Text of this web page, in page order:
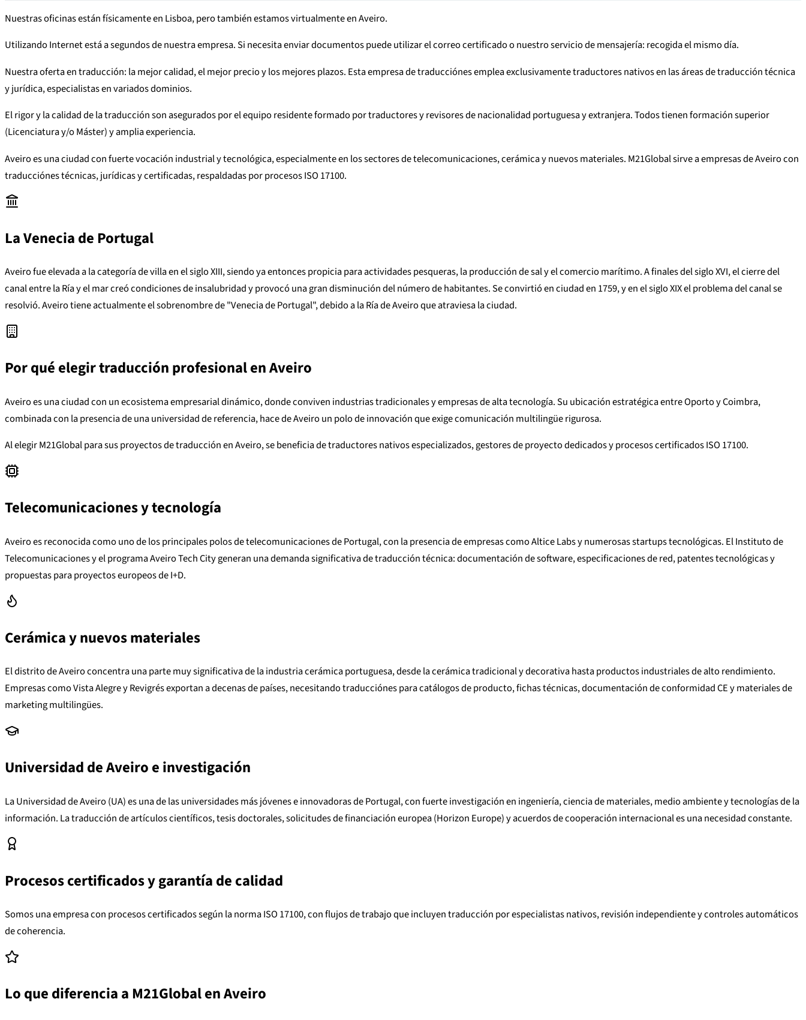
Nuestras oficinas están físicamente en Lisboa, pero también estamos virtualmente en Aveiro.
Utilizando Internet está a segundos de nuestra empresa. Si necesita enviar documentos puede utilizar el correo certificado o nuestro servicio de mensajería: recogida el mismo día.
Nuestra oferta en traducción: la mejor calidad, el mejor precio y los mejores plazos. Esta empresa de traducciónes emplea exclusivamente traductores nativos en las áreas de traducción técnica
y jurídica, especialistas en variados dominios.
El rigor y la calidad de la traducción son asegurados por el equipo residente formado por traductores y revisores de nacionalidad portuguesa y extranjera. Todos tienen formación superior
(Licenciatura y/o Máster) y amplia experiencia.
Aveiro es una ciudad con fuerte vocación industrial y tecnológica, especialmente en los sectores de telecomunicaciones, cerámica y nuevos materiales. M21Global sirve a empresas de Aveiro con
traducciónes técnicas, jurídicas y certificadas, respaldadas por procesos ISO 17100.
La Venecia de Portugal
Aveiro fue elevada a la categoría de villa en el siglo XIII, siendo ya entonces propicia para actividades pesqueras, la producción de sal y el comercio marítimo. A finales del siglo XVI, el cierre del
canal entre la Ría y el mar creó condiciones de insalubridad y provocó una gran disminución del número de habitantes. Se convirtió en ciudad en 1759, y en el siglo XIX el problema del canal se
resolvió. Aveiro tiene actualmente el sobrenombre de "Venecia de Portugal", debido a la Ría de Aveiro que atraviesa la ciudad.
Por qué elegir traducción profesional en Aveiro
Aveiro es una ciudad con un ecosistema empresarial dinámico, donde conviven industrias tradicionales y empresas de alta tecnología. Su ubicación estratégica entre Oporto y Coimbra,
combinada con la presencia de una universidad de referencia, hace de Aveiro un polo de innovación que exige comunicación multilingüe rigurosa.
Al elegir M21Global para sus proyectos de traducción en Aveiro, se beneficia de traductores nativos especializados, gestores de proyecto dedicados y procesos certificados ISO 17100.
Telecomunicaciones y tecnología
Aveiro es reconocida como uno de los principales polos de telecomunicaciones de Portugal, con la presencia de empresas como Altice Labs y numerosas startups tecnológicas. El Instituto de
Telecomunicaciones y el programa Aveiro Tech City generan una demanda significativa de traducción técnica: documentación de software, especificaciones de red, patentes tecnológicas y
propuestas para proyectos europeos de I+D.
Cerámica y nuevos materiales
El distrito de Aveiro concentra una parte muy significativa de la industria cerámica portuguesa, desde la cerámica tradicional y decorativa hasta productos industriales de alto rendimiento.
Empresas como Vista Alegre y Revigrés exportan a decenas de países, necesitando traducciónes para catálogos de producto, fichas técnicas, documentación de conformidad CE y materiales de
marketing multilingües.
Universidad de Aveiro e investigación
La Universidad de Aveiro (UA) es una de las universidades más jóvenes e innovadoras de Portugal, con fuerte investigación en ingeniería, ciencia de materiales, medio ambiente y tecnologías de la
información. La traducción de artículos científicos, tesis doctorales, solicitudes de financiación europea (Horizon Europe) y acuerdos de cooperación internacional es una necesidad constante.
Procesos certificados y garantía de calidad
Somos una empresa con procesos certificados según la norma ISO 17100, con flujos de trabajo que incluyen traducción por especialistas nativos, revisión independiente y controles automáticos
de coherencia.
Lo que diferencia a M21Global en Aveiro